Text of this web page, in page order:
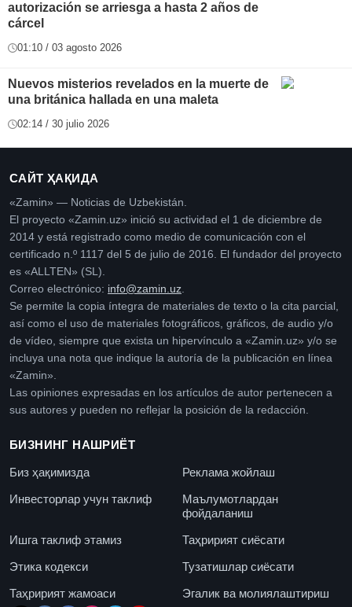
autorización se arriesga a hasta 2 años de
cárcel
01:10 / 03 agosto 2026
Nuevos misterios revelados en la muerte de
una británica hallada en una maleta
02:14 / 30 julio 2026
САЙТ ҲАҚИДА
«Zamin» — Noticias de Uzbekistán.
El proyecto «Zamin.uz» inició su actividad el 1 de diciembre de
2014 y está registrado como medio de comunicación con el
certificado n.º 1117 del 5 de julio de 2016. El fundador del proyecto
es «ALLTEN» (SL).
Correo electrónico: info@zamin.uz.
Se permite la copia íntegra de materiales de texto o la cita parcial,
así como el uso de materiales fotográficos, gráficos, de audio y/o
de vídeo, siempre que exista un hipervínculo a «Zamin.uz» y/o se
incluya una nota que indique la autoría de la publicación en línea
«Zamin».
Las opiniones expresadas en los artículos de autor pertenecen a
sus autores y pueden no reflejar la posición de la redacción.
БИЗНИНГ НАШРИЁТ
Биз ҳақимизда
Реклама жойлаш
Инвесторлар учун таклиф
Маълумотлардан
фойдаланиш
Ишга таклиф этамиз
Таҳририят сиёсати
Этика кодекси
Тузатишлар сиёсати
Таҳририят жамоаси
Эгалик ва молиялаштириш